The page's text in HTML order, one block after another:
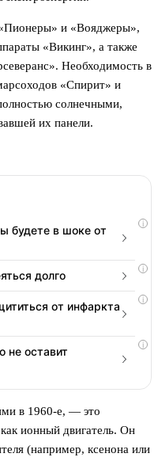
и «Вояджеры»,
«Викинг», а также
Необходимость в
«Спирит» и
солнечными,
их панели.
i
будете в шоке от
i
долго
i
от инфаркта
i
не оставит
в 1960-е, — это
как ионный двигатель. Он
(например, ксенона или